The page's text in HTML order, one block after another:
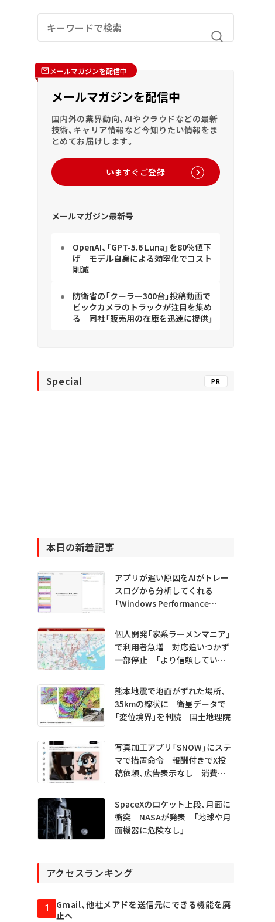
メールマガジンを配信中
メールマガジンを配信中
国内外の業界動向、AIやクラウドなどの最新
技術、キャリア情報など今知りたい情報をま
とめてお届けします。
いますぐご登録
メールマガジン最新号
OpenAI、「GPT-5.6 Luna」を80％値下
げ モデル自身による効率化でコスト
削減
防衛省の「クーラー300台」投稿動画で
ビックカメラのトラックが注目を集め
る 同社「販売用の在庫を迅速に提供」
Special PR
本日の新着記事
アプリが遅い原因をAIがトレー
スログから分析してくれる
「Windows Performance
プレビュー公開
個人開発「家系ラーメンマニア」
で利用者急増 対応追いつかず
一部停止 「より信頼していた
熊本地震で地面がずれた場所、
35kmの線状に 衛星データで
「変位境界」を判読 国土地理院
写真加工アプリ「SNOW」にステ
マで措置命令 報酬付きでX投
稿依頼、広告表示なし 消費者
SpaceXのロケット上段、月面に
衝突 NASAが発表 「地球や月
面機器に危険なし」
アクセスランキング
1
Gmail、他社メアドを送信元にできる機能を廃
止へ